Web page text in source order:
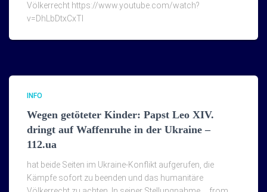
Völkerrecht https://www.youtube.com/watch?
v=DhLbDtxCxTI
INFO
Wegen getöteter Kinder: Papst Leo XIV.
dringt auf Waffenruhe in der Ukraine –
112.ua
hat beide Seiten im Ukraine-Konflikt aufgerufen, die
Kämpfe sofort zu beenden und das humanitäre